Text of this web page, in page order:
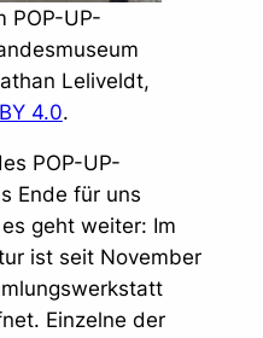
POP-UP-
Leliveldt,
4.0.
POP-UP-
Ende für uns
geht weiter: Im
ist seit November
Einzelne der